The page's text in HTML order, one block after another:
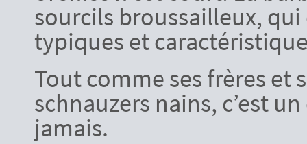
sourcils broussailleux,
typiques et
Tout comme ses frères et
schnauzers nains, c’est
jamais.